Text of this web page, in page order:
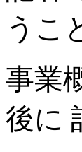
うこ
事業
後に